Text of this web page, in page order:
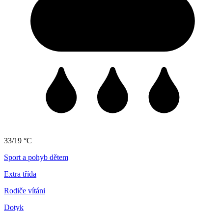
33/19 °C
Sport a pohyb dětem
Extra třída
Rodiče vítáni
Dotyk